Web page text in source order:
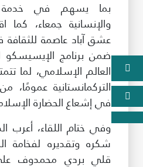
بما يسهم في خدمة
والإنسانية جمعاء، كما
عشق آباد عاصمة
ضمن برنامج
العالم الإسلامي، لما
التركمانستانية
في إشعاع الحضارة
وفي ختام اللقاء، أعرب
شكره وتقديره لفخامة
قلي بردي محمدوف